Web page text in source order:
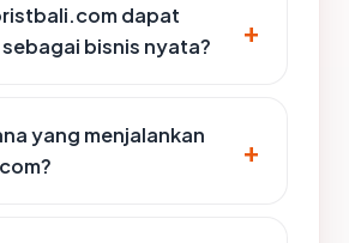
dapat
bisnis nyata?
yang menjalankan